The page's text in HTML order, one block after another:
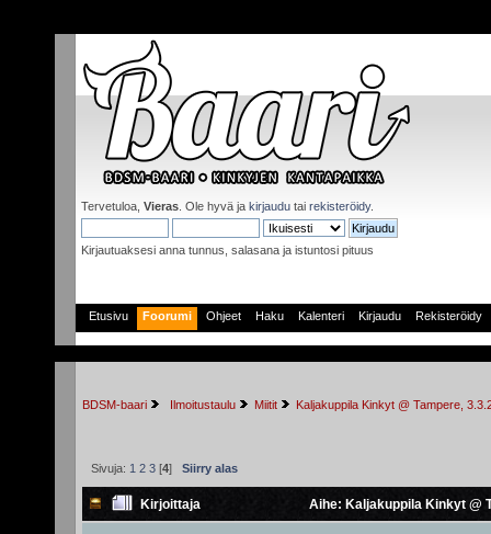
Tervetuloa, Vieras . Ole hyvä ja kirjaudu tai rekisteröidy.
Kirjautuaksesi anna tunnus, salasana ja istuntosi pituus
Etusivu Foorumi Ohjeet Haku Kalenteri Kirjaudu Rekisteröidy
BDSM-baari Ilmoitustaulu Miitit Kaljakuppila Kinkyt @ Tampere,
Sivuja: 1 2 3[4] Siirry alas
Kirjoittaja Aihe: Kaljakuppila Kinkyt @